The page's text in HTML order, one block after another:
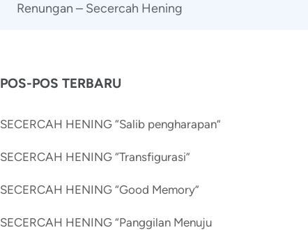
Renungan – Secercah Hening
POS-POS TERBARU
SECERCAH HENING “Salib pengharapan”
SECERCAH HENING “Transfigurasi”
SECERCAH HENING “Good Memory”
SECERCAH HENING “Panggilan Menuju